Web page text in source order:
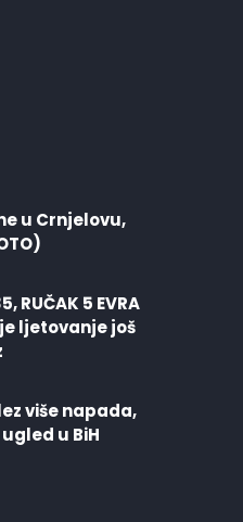
u Crnjelovu,
RUČAK 5 EVRA
ljetovanje još
više napada,
u BiH